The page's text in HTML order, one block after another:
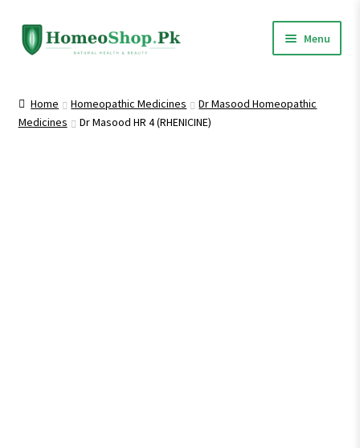
Skip
to
Skip
to
Menu
Shop All
Home Homeopathic Medicines
Dr Masood Homeopathic
Medicines
Dr Masood HR 4 (RHENICINE)